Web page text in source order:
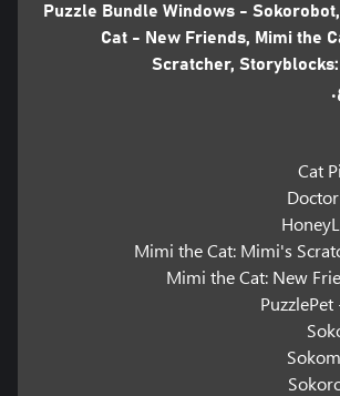
Puzzle Bundle Windows -
Cat - New Friends, Mimi the
Scratcher, Storyblocks:
Cat
Mimi the Cat: Mimi's
Mimi the Cat: New